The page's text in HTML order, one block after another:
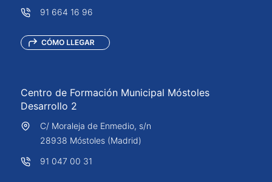
91 664 16 96
Centro de Formación Municipal Móstoles
Desarrollo 2
C/ Moraleja de Enmedio, s/n
28938 Móstoles (Madrid)
91 047 00 31